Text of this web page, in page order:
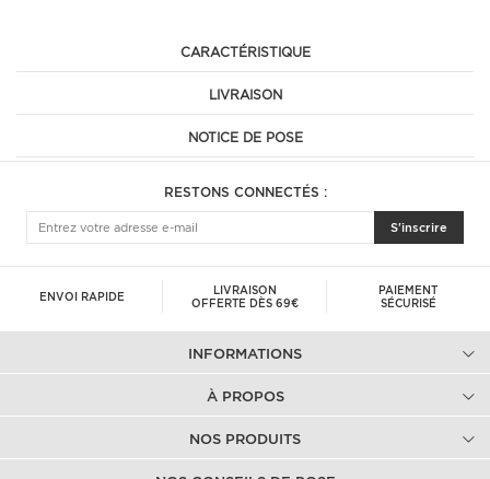
CARACTÉRISTIQUE
LIVRAISON
NOTICE DE POSE
RESTONS CONNECTÉS :
S'inscrire
ENVOI RAPIDE
LIVRAISON
OFFERTE DÈS 69€
PAIEMENT
SÉCURISÉ
INFORMATIONS
À PROPOS
NOS PRODUITS